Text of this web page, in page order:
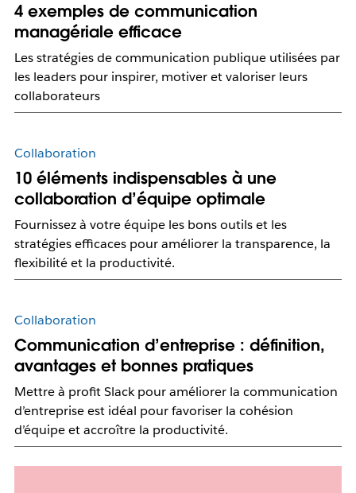
4 exemples de communication
managériale efficace
Les stratégies de communication publique utilisées par
les leaders pour inspirer, motiver et valoriser leurs
collaborateurs
Collaboration
10 éléments indispensables à une
collaboration d’équipe optimale
Fournissez à votre équipe les bons outils et les
stratégies efficaces pour améliorer la transparence, la
flexibilité et la productivité.
Collaboration
Communication d’entreprise : définition,
avantages et bonnes pratiques
Mettre à profit Slack pour améliorer la communication
d’entreprise est idéal pour favoriser la cohésion
d’équipe et accroître la productivité.